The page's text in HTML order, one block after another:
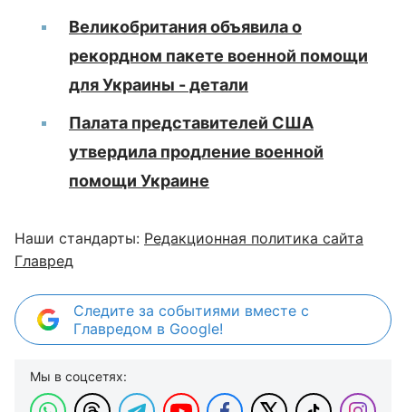
Великобритания объявила о
рекордном пакете военной помощи
для Украины - детали
Палата представителей США
утвердила продление военной
помощи Украине
Наши стандарты: Редакционная политика сайта
Главред
Следите за событиями вместе с
Главредом в Google!
Мы в соцсетях: